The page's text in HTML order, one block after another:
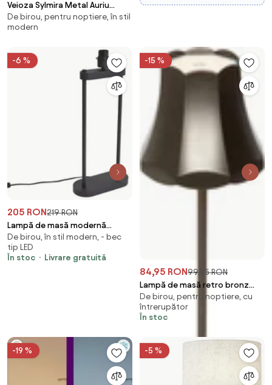
Veioza Sylmira Metal Auriu
25x42 cm
De birou, pentru noptiere, în stil
modern
-6 %
205 RON219 RON
Lampă de masă modernă
neagră - Thijmen
De birou, în stil modern, - bec
tip LED
În stoc
Livrare gratuită
-15 %
84,95 RON99,95 RON
Lampă de masă retro bronz
închis reîncărcabilă IP44 -
Granny
De birou, pentru noptiere, cu
întrerupător
În stoc
-19 % -5 %